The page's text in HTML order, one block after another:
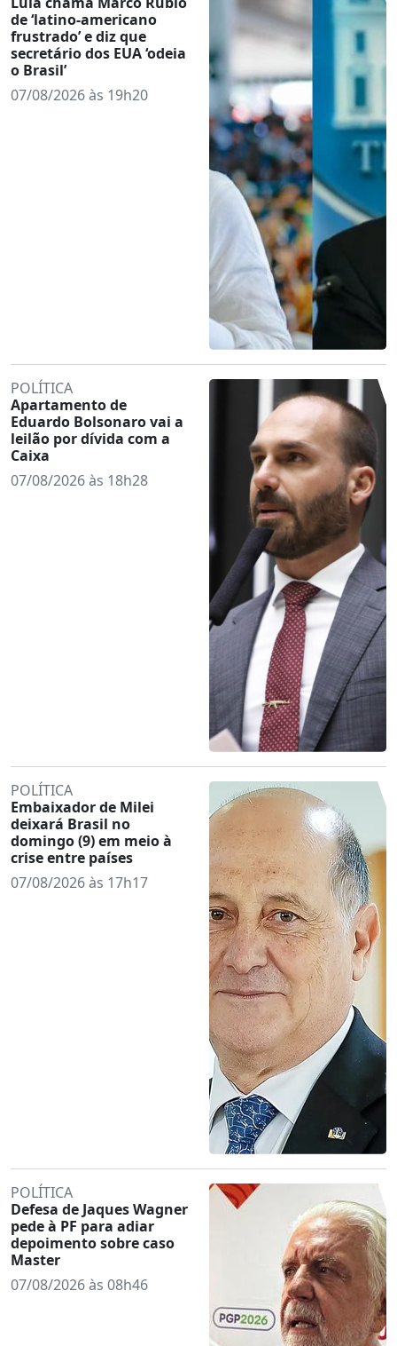
de ‘latino-americano
frustrado’ e diz que
secretário dos EUA ‘odeia
o Brasil’
07/08/2026 às 19h20
POLÍTICA
Apartamento de
Eduardo Bolsonaro vai a
leilão por dívida com a
Caixa
07/08/2026 às 18h28
POLÍTICA
Embaixador de Milei
deixará Brasil no
domingo (9) em meio à
crise entre países
07/08/2026 às 17h17
POLÍTICA
Defesa de Jaques Wagner
pede à PF para adiar
depoimento sobre caso
Master
07/08/2026 às 08h46